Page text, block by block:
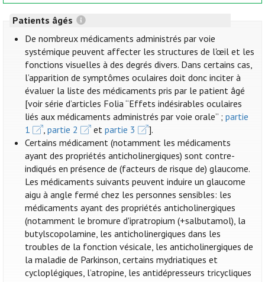
Patients âgés
De nombreux médicaments administrés par voie
systémique peuvent affecter les structures de l'œil et les
fonctions visuelles à des degrés divers. Dans certains cas,
l’apparition de symptômes oculaires doit donc inciter à
évaluer la liste des médicaments pris par le patient âgé
[voir série d’articles Folia “Effets indésirables oculaires
liés aux médicaments administrés par voie orale” ;partie
1
,partie 2 etpartie 3
].
Certains médicament (notamment les médicaments
ayant des propriétés anticholinergiques) sont contre-
indiqués en présence de (facteurs de risque de) glaucome.
Les médicaments suivants peuvent induire un glaucome
aigu à angle fermé chez les personnes sensibles: les
médicaments ayant des propriétés anticholinergiques
(notamment le bromure d'ipratropium (+salbutamol), la
butylscopolamine, les anticholinergiques dans les
troubles de la fonction vésicale, les anticholinergiques de
la maladie de Parkinson, certains mydriatiques et
cycloplégiques, l’atropine, les antidépresseurs tricycliques